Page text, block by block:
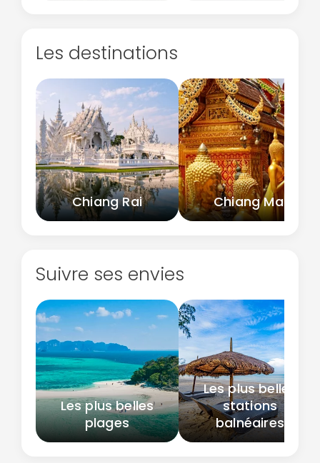
Les destinations
Chiang Rai Chiang Mai
Suivre ses envies
Les plus belles
plages
Les plus belles
stations
balnéaires